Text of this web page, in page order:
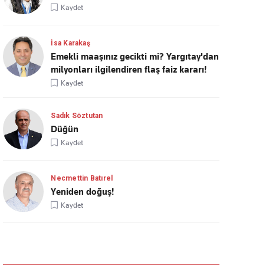
Kaydet
İsa Karakaş
Emekli maaşınız gecikti mi? Yargıtay'dan
milyonları ilgilendiren flaş faiz kararı!
Kaydet
Sadık Söztutan
Düğün
Kaydet
Necmettin Batırel
Yeniden doğuş!
Kaydet